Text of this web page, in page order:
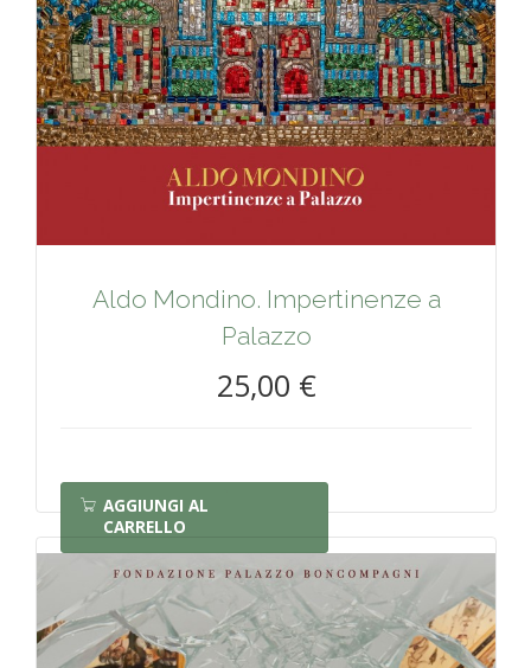
Aldo Mondino. Impertinenze a
Palazzo
25,00 €
AGGIUNGI AL
CARRELLO